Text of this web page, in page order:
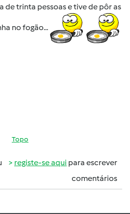
de trinta pessoas e tive de pôr as
no fogão...
Topo
registe-se aqui para escrever
comentários